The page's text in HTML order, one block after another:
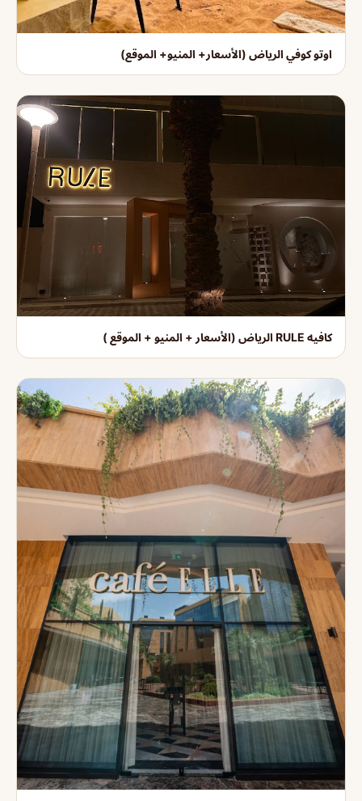
اوتو كوفي الرياض (الأسعار+ المنيو+ الموقع)
كافيه RULE الرياض (الأسعار + المنيو + الموقع )